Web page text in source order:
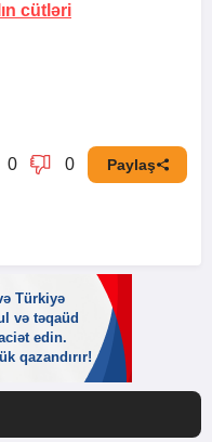
cütləri
0 0 Paylaş